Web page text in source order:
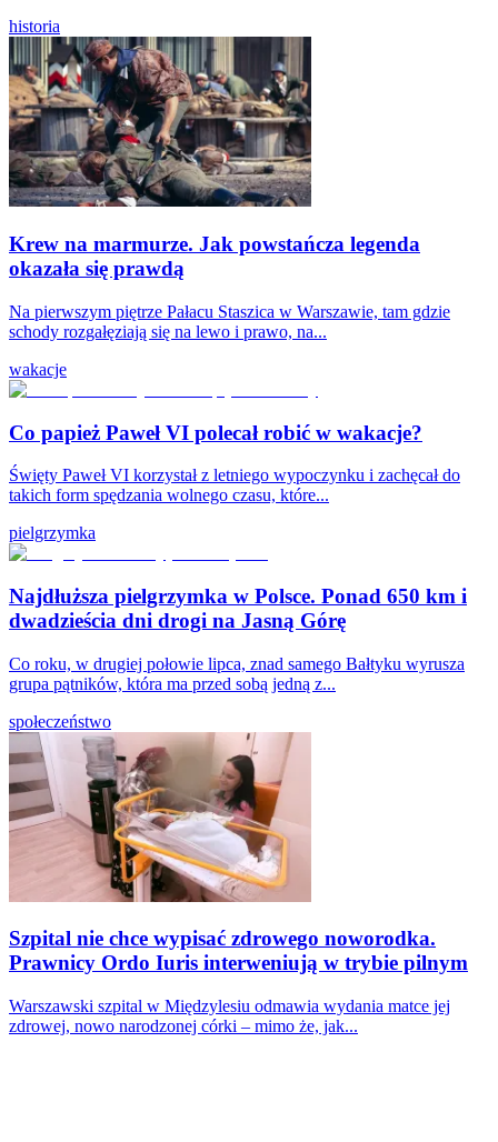
historia
Krew na marmurze. Jak powstańcza legenda
okazała się prawdą
Na pierwszym piętrze Pałacu Staszica w Warszawie, tam gdzie
schody rozgałęziają się na lewo i prawo, na...
wakacje
Co papież Paweł VI polecał robić w wakacje?
Święty Paweł VI korzystał z letniego wypoczynku i zachęcał do
takich form spędzania wolnego czasu, które...
pielgrzymka
Najdłuższa pielgrzymka w Polsce. Ponad 650 km i
dwadzieścia dni drogi na Jasną Górę
Co roku, w drugiej połowie lipca, znad samego Bałtyku wyrusza
grupa pątników, która ma przed sobą jedną z...
społeczeństwo
Szpital nie chce wypisać zdrowego noworodka.
Prawnicy Ordo Iuris interweniują w trybie pilnym
Warszawski szpital w Międzylesiu odmawia wydania matce jej
zdrowej, nowo narodzonej córki – mimo że, jak...